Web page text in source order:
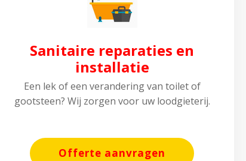
Sanitaire reparaties en
installatie
Een lek of een verandering van toilet of
gootsteen? Wij zorgen voor uw loodgieterij.
Offerte aanvragen